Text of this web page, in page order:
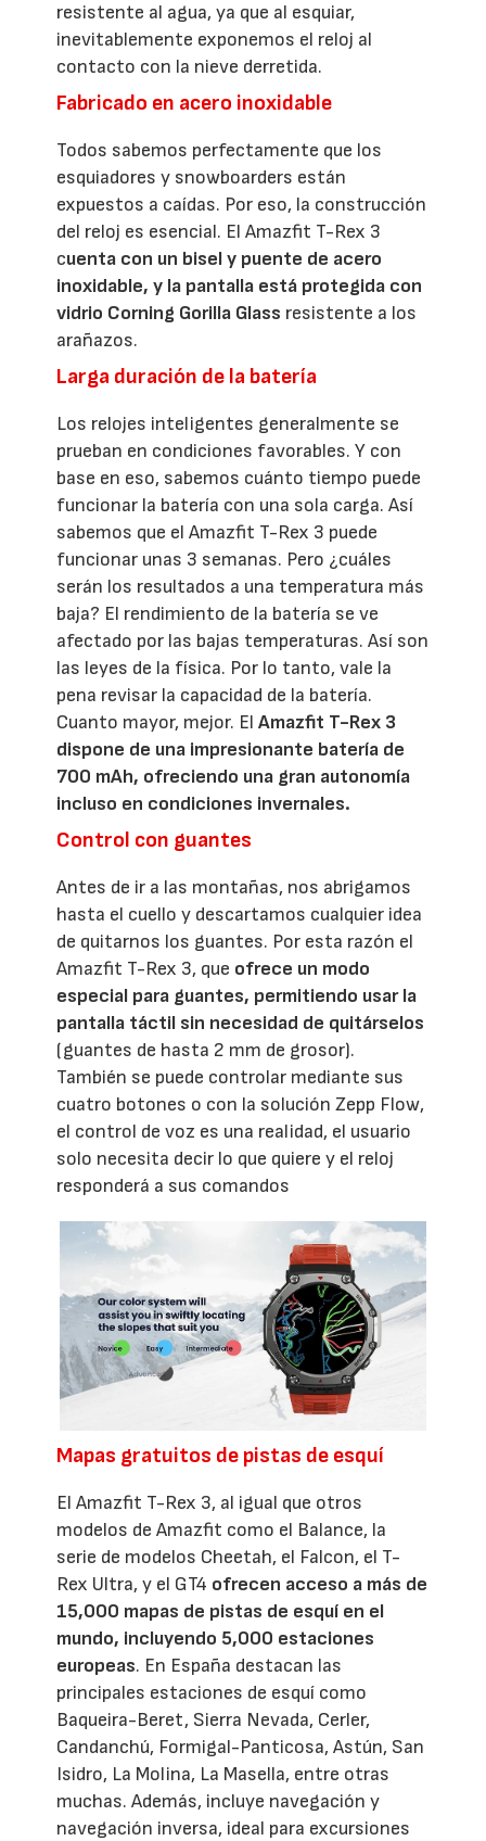
resistente al agua, ya que al esquiar,
inevitablemente exponemos el reloj al
contacto con la nieve derretida.
Fabricado en acero inoxidable
Todos sabemos perfectamente que los
esquiadores y snowboarders están
expuestos a caídas. Por eso, la construcción
del reloj es esencial. El Amazfit T-Rex 3
cuenta con un bisel y puente de acero
inoxidable, y la pantalla está protegida con
vidrio Corning Gorilla Glass resistente a los
arañazos.
Larga duración de la batería
Los relojes inteligentes generalmente se
prueban en condiciones favorables. Y con
base en eso, sabemos cuánto tiempo puede
funcionar la batería con una sola carga. Así
sabemos que el Amazfit T-Rex 3 puede
funcionar unas 3 semanas. Pero ¿cuáles
serán los resultados a una temperatura más
baja? El rendimiento de la batería se ve
afectado por las bajas temperaturas. Así son
las leyes de la física. Por lo tanto, vale la
pena revisar la capacidad de la batería.
Cuanto mayor, mejor. ElAmazfit T-Rex 3
dispone de una impresionante batería de
700 mAh, ofreciendo una gran autonomía
incluso en condiciones invernales.
Control con guantes
Antes de ir a las montañas, nos abrigamos
hasta el cuello y descartamos cualquier idea
de quitarnos los guantes. Por esta razón el
Amazfit T-Rex 3, que ofrece un modo
especial para guantes, permitiendo usar la
pantalla táctil sin necesidad de quitárselos
(guantes de hasta 2 mm de grosor).
También se puede controlar mediante sus
cuatro botones o con la solución Zepp Flow,
el control de voz es una realidad, el usuario
solo necesita decir lo que quiere y el reloj
responderá a sus comandos
Mapas gratuitos de pistas de esquí
El Amazfit T-Rex 3, al igual que otros
modelos de Amazfit como el Balance, la
serie de modelos Cheetah, el Falcon, el T-
Rex Ultra, y el GT4 ofrecen acceso a más de
15,000 mapas de pistas de esquí en el
mundo, incluyendo 5,000 estaciones
europeas. En España destacan las
principales estaciones de esquí como
Baqueira-Beret, Sierra Nevada, Cerler,
Candanchú, Formigal-Panticosa, Astún, San
Isidro, La Molina, La Masella, entre otras
muchas. Además, incluye navegación y
navegación inversa, ideal para excursiones